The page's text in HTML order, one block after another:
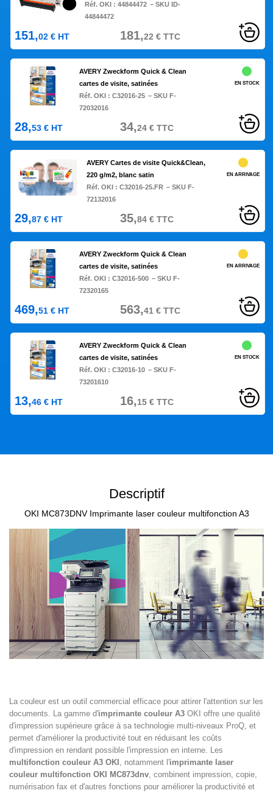
Réf. OKI : 44844472 – SKU ID-
44844472
151,02 € HT 181,22€TTC
AVERY Zweckform Quick & Clean
cartes de visite, satinées
Réf. OKI :C32016-25 – SKU F-
72032016
EN STOCK
28,53 € HT 34,24€TTC
AVERY Cartes de visite Quick&Clean,
220 g/m2, blanc satin
Réf. OKI : C32016-25.FR – SKU F-
72132016
EN ARRIVAGE
29,87 € HT 35,84€TTC
AVERY Zweckform Quick & Clean
cartes de visite, satinées
Réf. OKI :C32016-500 – SKU F-
72320165
EN ARRIVAGE
469,51 € HT 563,41€TTC
AVERY Zweckform Quick & Clean
cartes de visite, satinées
Réf. OKI :C32016-10 – SKU F-
73201610
EN STOCK
13,46 € HT 16,15€TTC
Descriptif
OKI MC873DNV Imprimante laser couleur multifonction A3
La couleur est un outil commercial efficace pour attirer l'attention sur les
documents. La gamme d'imprimante couleur A3 OKI offre une qualité
d'impression supérieure grâce à sa technologie multi-niveaux ProQ, et
permet d'améliorer la productivité tout en réduisant les coûts
d'impression en rendant possible l'impression en interne. Les
multifonction couleur A3 OKI , notamment l'imprimante laser
couleur multifonction OKI MC873dnv , combinent impression, copie,
numérisation fax et d'autres fonctions pour améliorer la productivité et